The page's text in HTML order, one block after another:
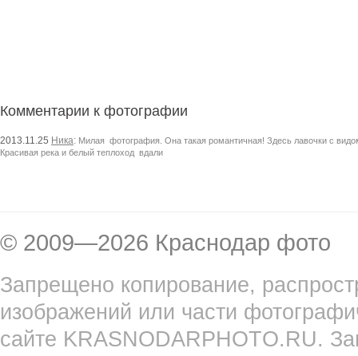
Комментарии к фотографии
2013.11.25 Ника: Милая фотография. Она такая романтичная! Здесь лавочки с
Красивая река и белый теплоход вдали
© 2009—2026 Краснодар фото
Запрещено копирование,
изображений или части
сайте KRASNODARPHOTO.RU.